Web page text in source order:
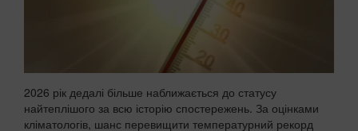
2026 рік дедалі більше наближається до статусу
найтеплішого за всю історію спостережень. За оцінками
кліматологів, шанс перевищити температурний рекорд